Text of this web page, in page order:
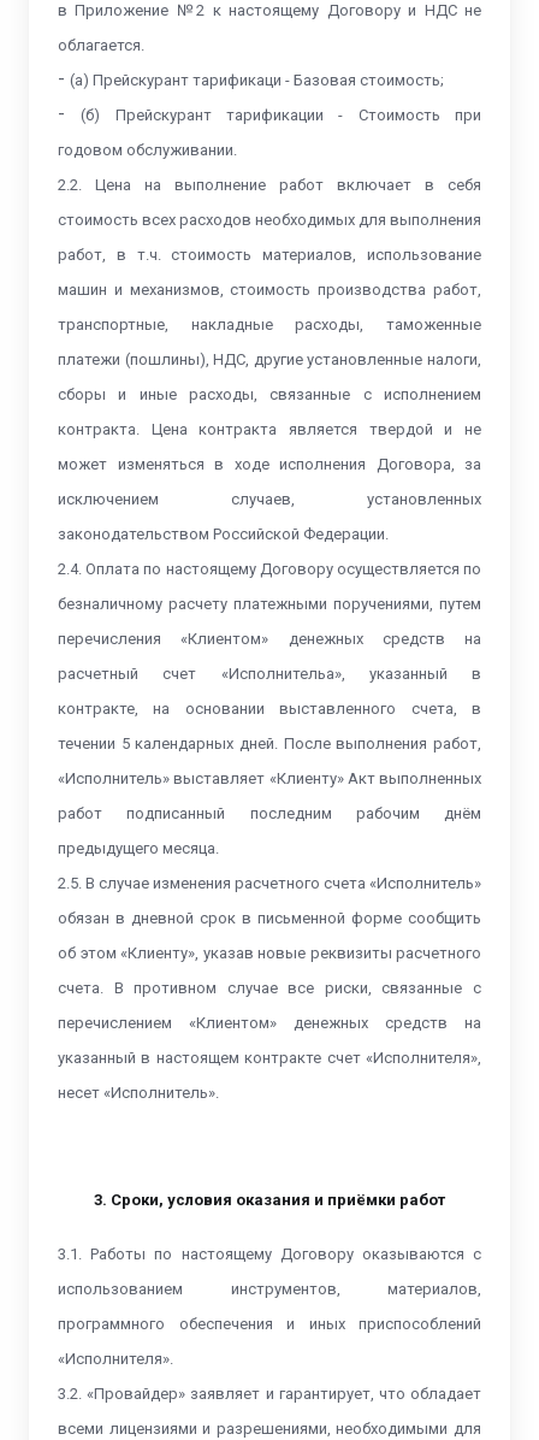
в Приложение №2 к настоящему Договору и НДС не
облагается.
- (а) Прейскурант тарификаци - Базовая стоимость;
-(б) Прейскурант тарификации - Стоимость при
годовом обслуживании.
2.2. Цена на выполнение работ включает в себя
стоимость всех расходов необходимых для выполнения
работ, в т.ч. стоимость материалов, использование
машин и механизмов, стоимость производства работ,
транспортные, накладные расходы, таможенные
платежи (пошлины), НДС, другие установленные налоги,
сборы и иные расходы, связанные с исполнением
контракта. Цена контракта является твердой и не
может изменяться в ходе исполнения Договора, за
исключением случаев, установленных
законодательством Российской Федерации.
2.4. Оплата по настоящему Договору осуществляется по
безналичному расчету платежными поручениями, путем
перечисления «Клиентом» денежных средств на
расчетный счет «Исполнительа», указанный в
контракте, на основании выставленного счета, в
течении 5 календарных дней. После выполнения работ,
«Исполнитель» выставляет «Клиенту» Акт выполненных
работ подписанный последним рабочим днём
предыдущего месяца.
2.5. В случае изменения расчетного счета «Исполнитель»
обязан в дневной срок в письменной форме сообщить
об этом «Клиенту», указав новые реквизиты расчетного
счета. В противном случае все риски, связанные с
перечислением «Клиентом» денежных средств на
указанный в настоящем контракте счет «Исполнителя»,
несет «Исполнитель».
3. Сроки, условия оказания и приёмки работ
3.1. Работы по настоящему Договору оказываются с
использованием инструментов, материалов,
программного обеспечения и иных приспособлений
«Исполнителя».
3.2. «Провайдер» заявляет и гарантирует, что обладает
всеми лицензиями и разрешениями, необходимыми для